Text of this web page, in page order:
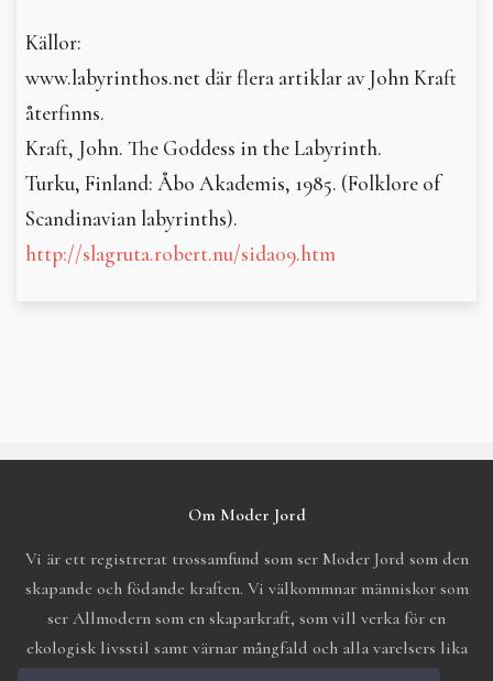
Källor:
www.labyrinthos.net där flera artiklar av John Kraft
återfinns.
Kraft, John. The Goddess in the Labyrinth.
Turku, Finland: Åbo Akademis, 1985. (Folklore of
Scandinavian labyrinths).
http://slagruta.robert.nu/sida09.htm
Om Moder Jord
Vi är ett registrerat trossamfund som ser Moder Jord som den
skapande och födande kraften. Vi välkommnar människor som
ser Allmodern som en skaparkraft, som vill verka för en
ekologisk livsstil samt värnar mångfald och alla varelsers lika